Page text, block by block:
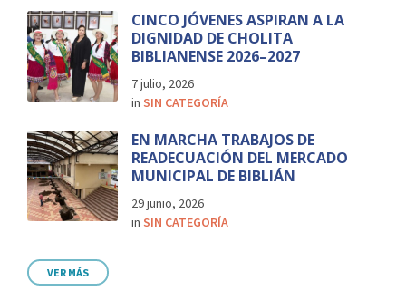
CINCO JÓVENES ASPIRAN A LA
DIGNIDAD DE CHOLITA
BIBLIANENSE 2026–2027
7 julio, 2026
in SIN CATEGORÍA
EN MARCHA TRABAJOS DE
READECUACIÓN DEL MERCADO
MUNICIPAL DE BIBLIÁN
29 junio, 2026
in SIN CATEGORÍA
VER MÁS